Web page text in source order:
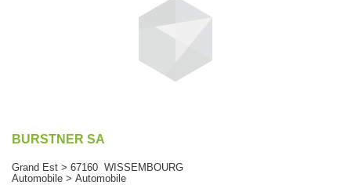
BURSTNER SA
Grand Est > 67160 WISSEMBOURG
Automobile > Automobile